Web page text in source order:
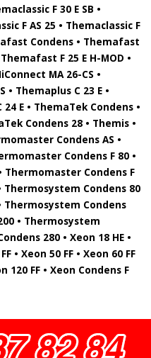
F 30 E SB •
F AS 25 • Themaclassic F
Condens • Themafast
F 25 E H-MOD •
MA 26-CS •
Themaplus C 23 E •
E • ThemaTek Condens •
Condens 28 • Themis •
Condens AS •
Condens F 80 •
Thermomaster Condens F
Thermosystem Condens 80
Thermosystem Condens
• Thermosystem
280 • Xeon 18 HE •
• Xeon 50 FF • Xeon 60 FF
120 FF • Xeon Condens F